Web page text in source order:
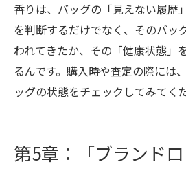
香りは、バッグの「見えない履歴
を判断するだけでなく、そのバッ
われてきたか、その「健康状態」
るんです。購入時や査定の際には
ッグの状態をチェックしてみてく
第5章：「ブランド